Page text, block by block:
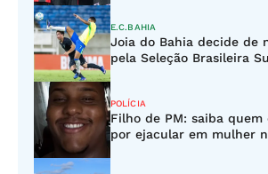
E.C.BAHIA
Joia do Bahia decide de
pela Seleção Brasileira
POLÍCIA
Filho de PM: saiba quem
por ejacular em mulher